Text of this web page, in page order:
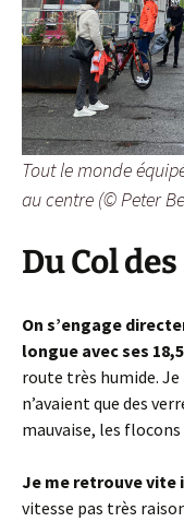
Tout le monde
au centre (© Peter
Du Col
On s’engage
longue avec ses
route très humide. Je
n’avaient que des
mauvaise, les
Je me retrouve vite
vitesse pas très